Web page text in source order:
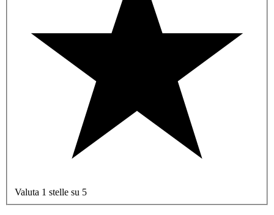
Valuta 1 stelle su 5